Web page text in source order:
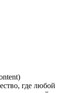
где любой